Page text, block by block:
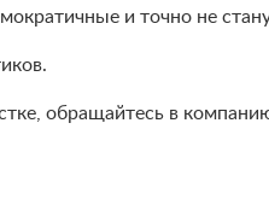
и точно не
обращайтесь в